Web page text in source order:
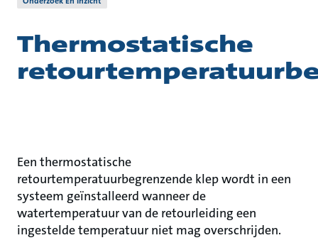
Thermostatische
Een thermostatische
retourtemperatuurbegrenzende klep wordt in een
systeem geïnstalleerd wanneer de
watertemperatuur van de retourleiding een
ingestelde temperatuur niet mag overschrijden.